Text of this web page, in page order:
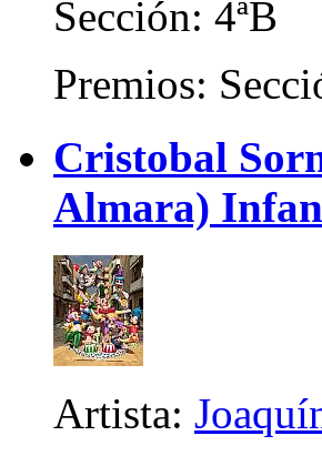
Sección: 4ªB
Premios:
Cristobal
Almara)
Artista: